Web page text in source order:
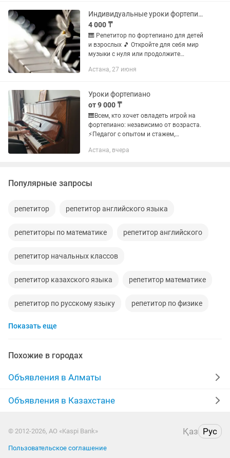
Индивидуальные уроки фортепиано легко, с душой и результатом!
4 000 ₸
🎹 Репетитор по фортепиано для детей
и взрослых 🎵 Откройте для себя мир
музыки с нуля или продолжите
увлекательные занятия по
подход...
Астана, 27 июня
Уроки фортепиано
от 9 000 ₸
🎹Всем, кто хочет овладеть игрой на
фортепиано: независимо от возраста.
⚡️Педагог с опытом и стажем,
ученику. ⚡️Репетиторство и
Астана, вчера
Популярные запросы
репетитор репетитор английского языка
репетиторы по математике репетитор английского
репетитор начальных классов
репетитор казахского языка репетитор математике
репетитор по русскому языку репетитор по физике
репетиторы
репетитор английский язык
репетитор русского языка
репетитор математика
Показать еще
Похожие в городах
Объявления в Алматы
Объявления в Казахстане
© 2012-2026, АО «Kaspi Bank» Қаз Рус
Пользовательское соглашение